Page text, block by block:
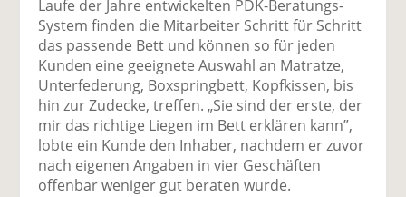
Laufe der Jahre entwickelten PDK-Beratungs-
System finden die Mitarbeiter Schritt für Schritt
das passende Bett und können so für jeden
Kunden eine geeignete Auswahl an Matratze,
Unterfederung, Boxspringbett, Kopfkissen, bis
hin zur Zudecke, treffen. „Sie sind der erste, der
mir das richtige Liegen im Bett erklären kann”,
lobte ein Kunde den Inhaber, nachdem er zuvor
nach eigenen Angaben in vier Geschäften
offenbar weniger gut beraten wurde.